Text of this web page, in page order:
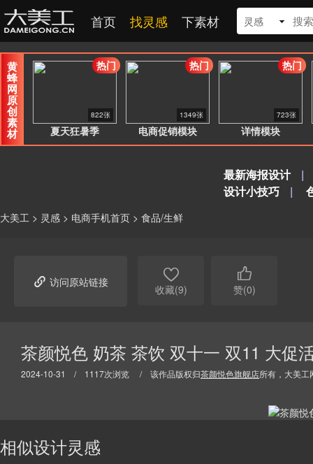
首页 找灵感 下素材 灵感
黄
蜂
网
原
创
素
材 夏天狂暑季
822张
热门
电商促销模块
1349张
热门
详情模块
723张
热门
最新海报设计
|
设计小技巧
|
大美工 > 灵感 > 电商手机首页 > 食品/生鲜
 访问原站链接 
收藏(9)

赞(0)
茶颜悦色 奶茶 茶饮 双十一 双11 大促
2024-10-31 / 1117次浏览 / 该作品版权归茶颜悦色旗舰店所有，大美工
相似设计灵感